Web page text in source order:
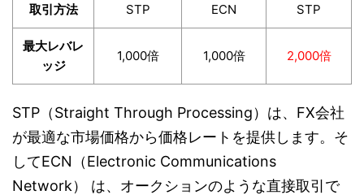
取引方法 STP ECN STP
最大レバレ
ッジ
1,000倍 1,000倍 2,000倍
STP（Straight Through Processing）は、FX会社
が最適な市場価格から価格レートを提供します。そ
してECN（Electronic Communications
Network） は、オークションのような直接取引で